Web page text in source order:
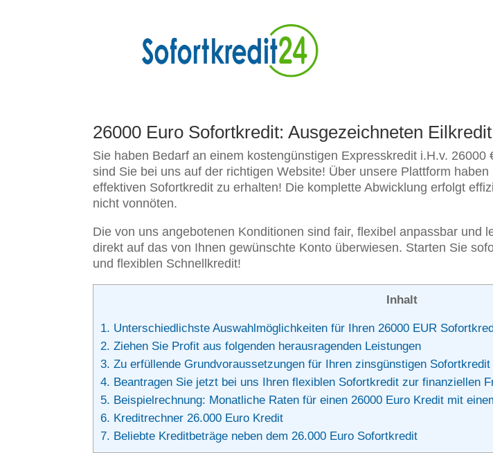
26000 Euro Sofortkredit: Ausgezeichneten
Sie haben Bedarf an einem kostengünstigen Expresskredit i.H.v.
sind Sie bei uns auf der richtigen Website! Über unsere Plattform
effektiven Sofortkredit zu erhalten! Die komplette Abwicklung erfolgt
nicht vonnöten.
Die von uns angebotenen Konditionen sind fair, flexibel anpassbar
direkt auf das von Ihnen gewünschte Konto überwiesen. Starten Sie
und flexiblen Schnellkredit!
Inhalt
1. Unterschiedlichste Auswahlmöglichkeiten für Ihren 26000 EUR
2. Ziehen Sie Profit aus folgenden herausragenden Leistungen
3. Zu erfüllende Grundvoraussetzungen für Ihren zinsgünstigen
4. Beantragen Sie jetzt bei uns Ihren flexiblen Sofortkredit zur finanziellen
5. Beispielrechnung: Monatliche Raten für einen 26000 Euro Kredit mit
6. Kreditrechner 26.000 Euro Kredit
7. Beliebte Kreditbeträge neben dem 26.000 Euro Sofortkredit